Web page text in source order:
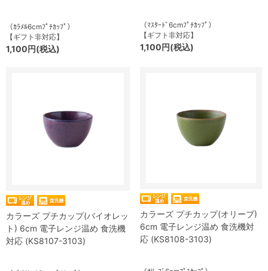
（ｶﾗﾒﾙ6cmﾌﾟﾁｶｯﾌﾟ）
【ギフト非対応】
1,100円(税込)
（ﾏｽﾀｰﾄﾞ6cmﾌﾟﾁｶｯﾌﾟ）
【ギフト非対応】
1,100円(税込)
カラーズ プチカップ(バイオレッ
ト) 6cm 電子レンジ温め 食洗機
対応 (KS8107-3103)
カラーズ プチカップ(オリーブ)
6cm 電子レンジ温め 食洗機対
応 (KS8108-3103)